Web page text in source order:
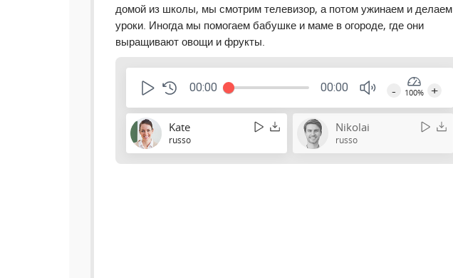
домой из школы, мы смотрим телевизор, а потом ужинаем и делаем
уроки. Иногда мы помогаем бабушке и маме в огороде, где они
выращивают овощи и фрукты.
00:00 00:00
Enter
Space
- 100% +
Kate
russo
Nikolai
russo